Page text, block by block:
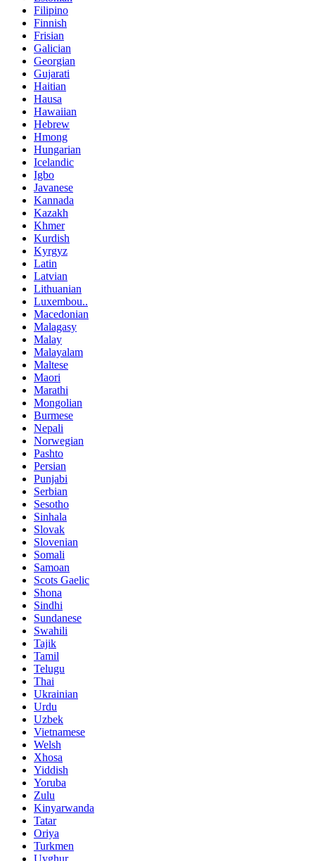
Filipino
Finnish
Frisian
Galician
Georgian
Gujarati
Haitian
Hausa
Hawaiian
Hebrew
Hmong
Hungarian
Icelandic
Igbo
Javanese
Kannada
Kazakh
Khmer
Kurdish
Kyrgyz
Latin
Latvian
Lithuanian
Luxembou..
Macedonian
Malagasy
Malay
Malayalam
Maltese
Maori
Marathi
Mongolian
Burmese
Nepali
Norwegian
Pashto
Persian
Punjabi
Serbian
Sesotho
Sinhala
Slovak
Slovenian
Somali
Samoan
Scots Gaelic
Shona
Sindhi
Sundanese
Swahili
Tajik
Tamil
Telugu
Thai
Ukrainian
Urdu
Uzbek
Vietnamese
Welsh
Xhosa
Yiddish
Yoruba
Zulu
Kinyarwanda
Tatar
Oriya
Turkmen